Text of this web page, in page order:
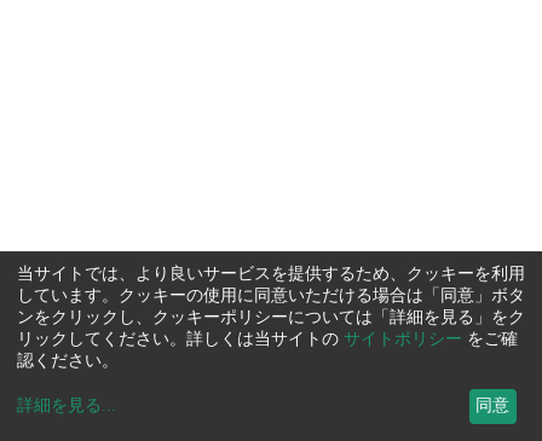
当サイトでは、より良いサービスを提供するため、クッキーを利用
しています。クッキーの使用に同意いただける場合は「同意」ボタ
ンをクリックし、クッキーポリシーについては「詳細を見る」をク
リックしてください。詳しくは当サイトの サイトポリシー をご確
認ください。
詳細を見る ... 同意